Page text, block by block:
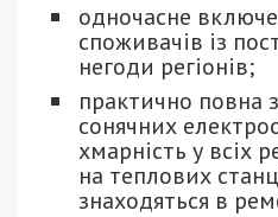
одночасне
споживачів із
негоди регіонів;
практично повна
сонячних
хмарність у всіх
на теплових
знаходяться в